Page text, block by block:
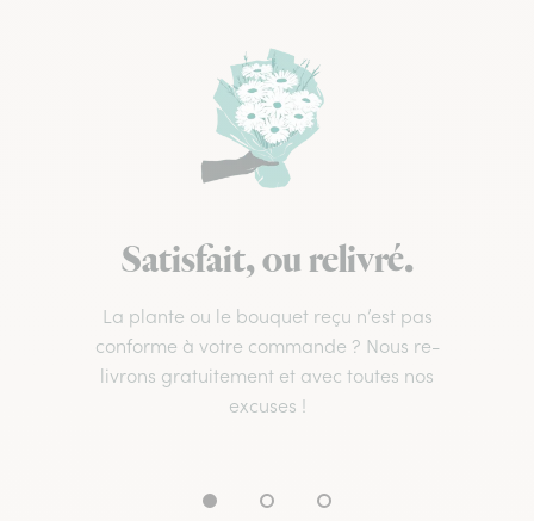
Satisfait, ou relivré.
La plante ou le bouquet reçu n’est pas
conforme à votre commande ? Nous re-
livrons gratuitement et avec toutes nos
excuses !